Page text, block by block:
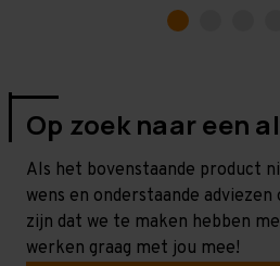
Op zoek naar een
Als het bovenstaande product
wens en onderstaande
zijn dat we te maken hebben
werken graag met jou mee!